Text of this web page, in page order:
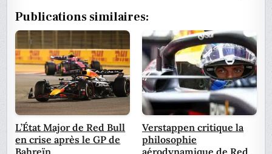
Publications similaires:
L’État Major de Red Bull
en crise après le GP de
Verstappen critique la
philosophie